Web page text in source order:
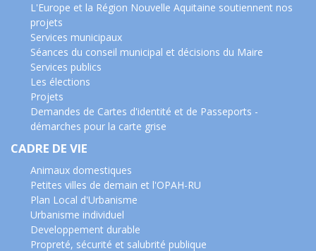
L'Europe et la Région Nouvelle Aquitaine soutiennent nos
projets
Services municipaux
Séances du conseil municipal et décisions du Maire
Services publics
Les élections
Projets
Demandes de Cartes d'identité et de Passeports -
démarches pour la carte grise
CADRE DE VIE
Animaux domestiques
Petites villes de demain et l'OPAH-RU
Plan Local d'Urbanisme
Urbanisme individuel
Developpement durable
Propreté, sécurité et salubrité publique